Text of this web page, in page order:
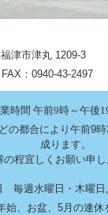
津市津丸 1209-3
：0940-43-2497
時間 午前9時～午後
の都合により午前9
成ります。
の程宜しくお願い申し
毎週水曜日・木曜日,
始、お盆、5月の連休